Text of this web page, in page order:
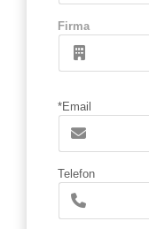
Firma
*Email
Telefon